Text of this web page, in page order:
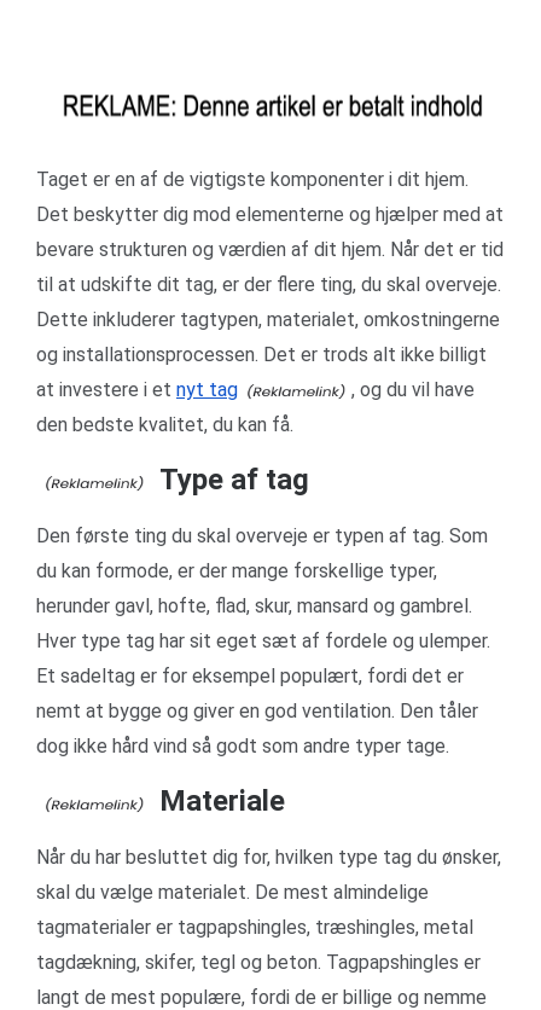
Taget er en af ​​de vigtigste komponenter i dit hjem.
Det beskytter dig mod elementerne og hjælper med at
bevare strukturen og værdien af ​​dit hjem. Når det er tid
til at udskifte dit tag, er der flere ting, du skal overveje.
Dette inkluderer tagtypen, materialet, omkostningerne
og installationsprocessen. Det er trods alt ikke billigt
at investere i et nyt tag
, og du vil have
den bedste kvalitet, du kan få.
Type af tag
Den første ting du skal overveje er typen af ​​tag. Som
du kan formode, er der mange forskellige typer,
herunder gavl, hofte, flad, skur, mansard og gambrel.
Hver type tag har sit eget sæt af fordele og ulemper.
Et sadeltag er for eksempel populært, fordi det er
nemt at bygge og giver en god ventilation. Den tåler
dog ikke hård vind så godt som andre typer tage.
Materiale
Når du har besluttet dig for, hvilken type tag du ønsker,
skal du vælge materialet. De mest almindelige
tagmaterialer er tagpapshingles, træshingles, metal
tagdækning, skifer, tegl og beton. Tagpapshingles er
langt de mest populære, fordi de er billige og nemme